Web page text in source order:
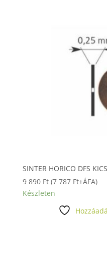
SINTER HORICO DFS
9 890 Ft (7 787 Ft+ÁFA)
Készleten